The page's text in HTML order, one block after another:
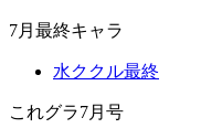
7月最終キャラ
水ククル最終
これグラ7月号